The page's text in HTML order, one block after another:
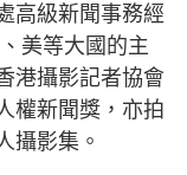
高級新聞事務經
美等大國的主
港攝影記者協會
權新聞獎，亦拍
攝影集。